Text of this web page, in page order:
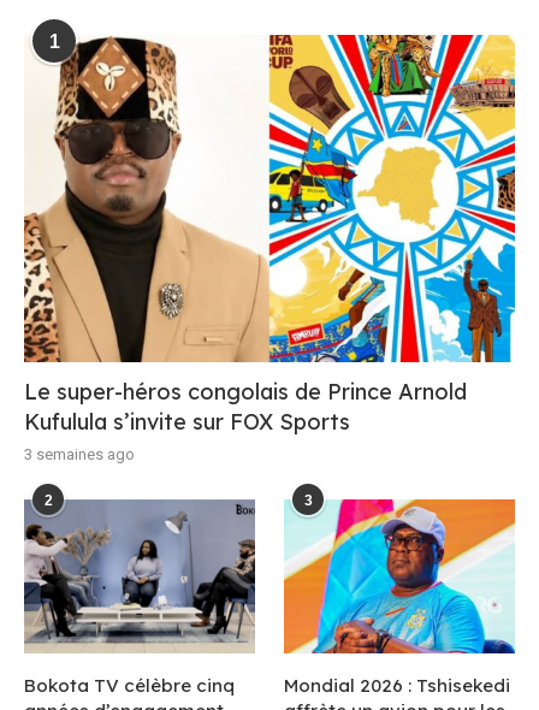
1
Le super-héros congolais de Prince Arnold
Kufulula s’invite sur FOX Sports
3 semaines ago
2
Bokota TV célèbre cinq
3
Mondial 2026 : Tshisekedi